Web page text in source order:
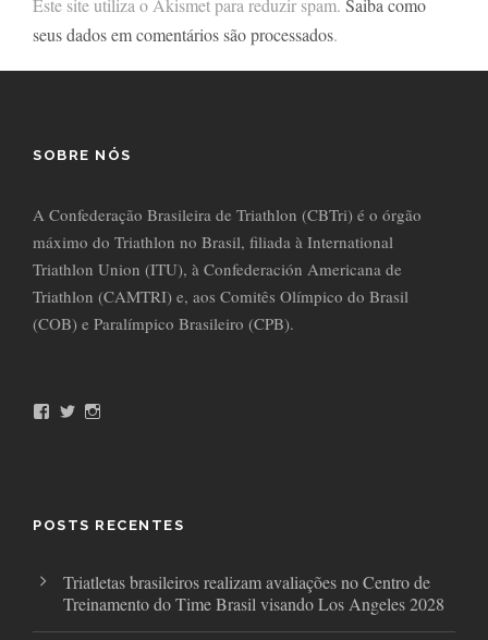
Este site utiliza o Akismet para reduzir spam. Saiba como
seus dados em comentários são processados.
SOBRE NÓS
A Confederação Brasileira de Triathlon (CBTri) é o órgão
máximo do Triathlon no Brasil, filiada à International
Triathlon Union (ITU), à Confederación Americana de
Triathlon (CAMTRI) e, aos Comitês Olímpico do Brasil
(COB) e Paralímpico Brasileiro (CPB).
k
T
a
POSTS RECENTES
Triatletas brasileiros realizam avaliações no Centro de
Treinamento do Time Brasil visando Los Angeles 2028